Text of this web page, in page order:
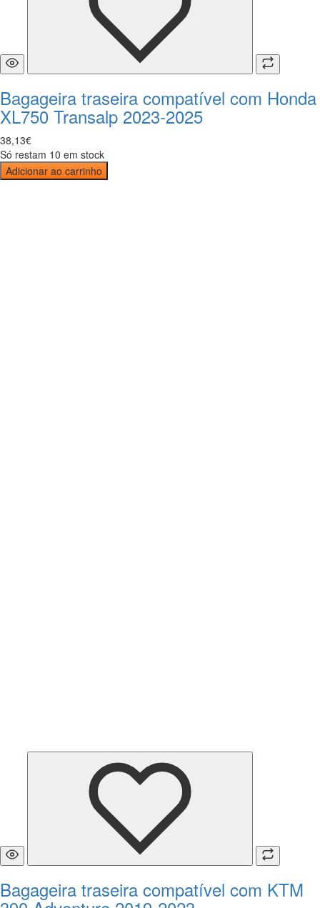
Bagageira traseira compatível com Honda
XL750 Transalp 2023-2025
38,13€
Só restam 10 em stock
Adicionar ao carrinho
Bagageira traseira compatível com KTM